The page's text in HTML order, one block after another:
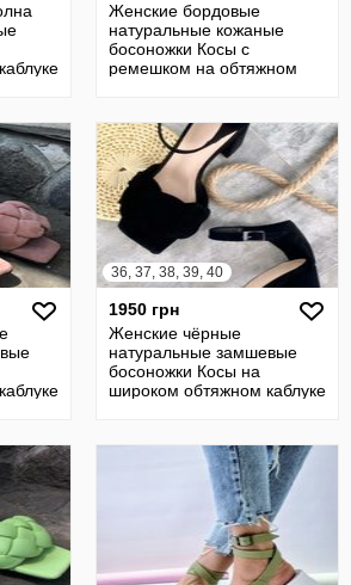
Женские бордовые
натуральные кожаные
босоножки Косы с
ремешком на обтяжном
36, 37, 38, 39, 40
1950 грн
Женские чёрные
натуральные замшевые
босоножки Косы на
широком обтяжном каблуке